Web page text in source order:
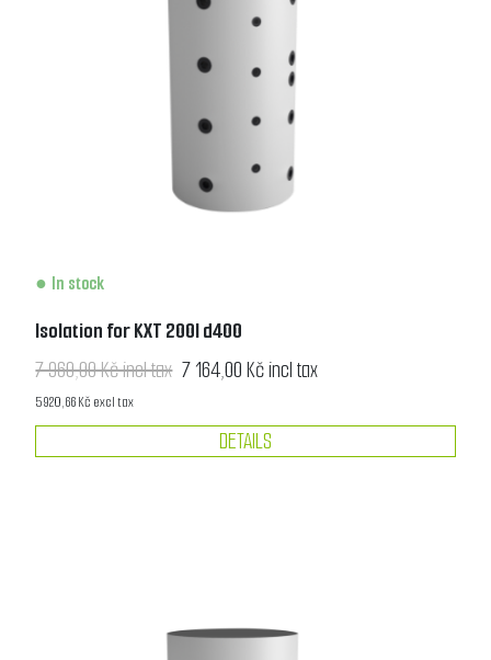
In stock
Isolation for KXT 200l d400
7 960,00 Kč incl tax 7 164,00 Kč incl tax
5 920,66 Kč excl tax
DETAILS